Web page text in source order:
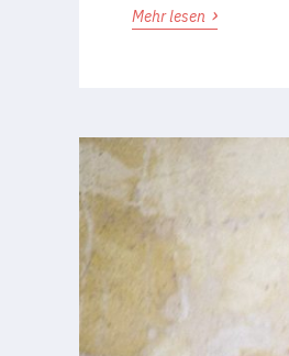
Mehr lesen ›